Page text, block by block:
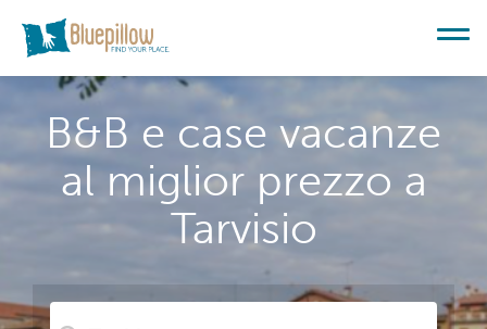
B&B e case vacanze
al miglior prezzo a
Tarvisio